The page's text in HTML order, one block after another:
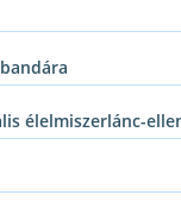
élelmiszerlánc-